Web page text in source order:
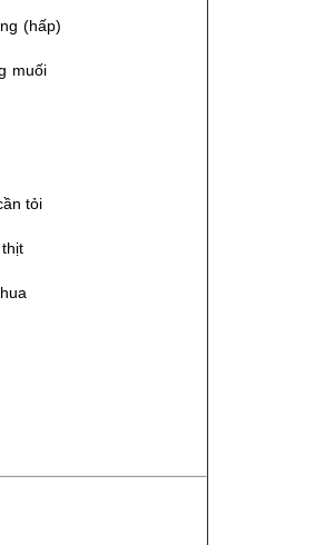
nướng (hấp)
rang muối
sứa
nướng
hấp cần tỏi
rang thịt
cá chua
xào
tám
quả